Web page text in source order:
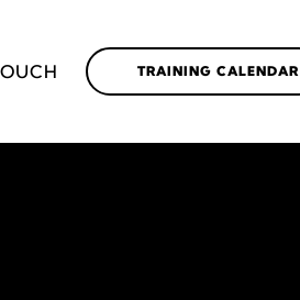
TRAINING CALENDAR